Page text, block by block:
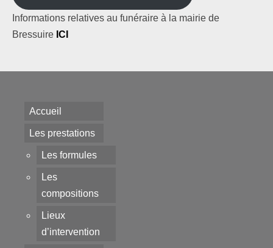
Informations relatives au funéraire à la mairie de
Bressuire ICI
Accueil
Les prestations
Les formules
Les
compositions
Lieux
d’intervention